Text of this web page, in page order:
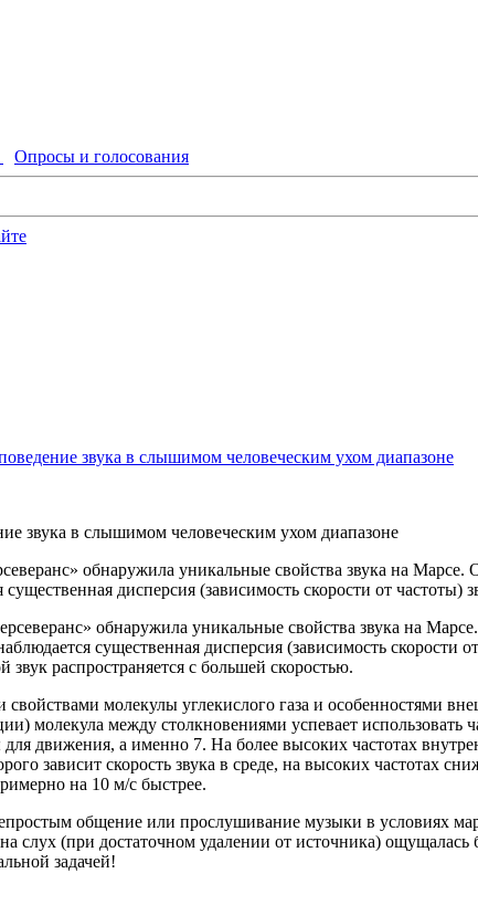
Опросы и голосования
звука в слышимом человеческим ухом диапазоне
звука в слышимом человеческим ухом диапазоне
обнаружила уникальные свойства звука на
дисперсия (зависимость скорости от частоты)
обнаружила уникальные свойства звука на
существенная дисперсия (зависимость скорости
распространяется с большей скоростью.
молекулы углекислого газа и особенностями
молекула между столкновениями успевает
движения, а именно 7. На более высоких частотах
зависит скорость звука в среде, на высоких частотах
на 10 м/c быстрее.
общение или прослушивание музыки в условиях
слух (при достаточном удалении от источника)
задачей!